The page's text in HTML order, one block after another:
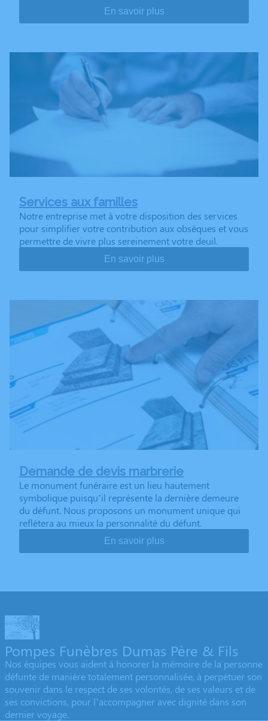
En savoir plus
Services aux familles
Notre entreprise met à votre disposition des services
pour simplifier votre contribution aux obsèques et vous
permettre de vivre plus sereinement votre deuil.
En savoir plus
Demande de devis marbrerie
Le monument funéraire est un lieu hautement
symbolique puisqu’il représente la dernière demeure
du défunt. Nous proposons un monument unique qui
reflétera au mieux la personnalité du défunt.
En savoir plus
Pompes Funèbres Dumas Père & Fils
Nos équipes vous aident à honorer la mémoire de la personne
défunte de manière totalement personnalisée, à perpétuer son
souvenir dans le respect de ses volontés, de ses valeurs et de
ses convictions, pour l’accompagner avec dignité dans son
dernier voyage.